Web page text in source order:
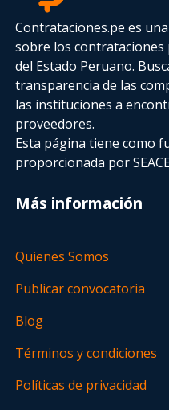
Contrataciones.pe es
sobre los contrataciones
del Estado Peruano.
transparencia de las
las instituciones a
proveedores.
Esta página tiene como
proporcionada por
Más información
Quienes Somos
Publicar convocatoria
Blog
Términos y condiciones
Políticas de privacidad